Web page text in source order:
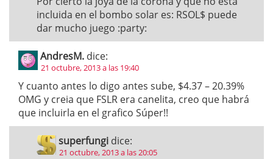
incluida en el bombo solar es: RSOL$ puede
dar mucho juego :party:
AndresM. dice:
21 octubre, 2013 a las 19:40
Y cuanto antes lo digo antes sube, $4.37 – 20.39%
OMG y creia que FSLR era canelita, creo que habrá
que incluirla en el grafico Súper!!
superfungi dice:
21 octubre, 2013 a las 20:05